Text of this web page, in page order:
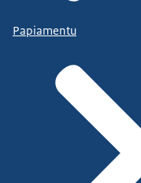
Papiamentu